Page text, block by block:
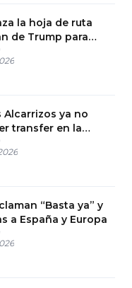
la hoja de ruta
de Trump para
Alcarrizos ya no
transfer en la
“Basta ya” y
a España y Europa